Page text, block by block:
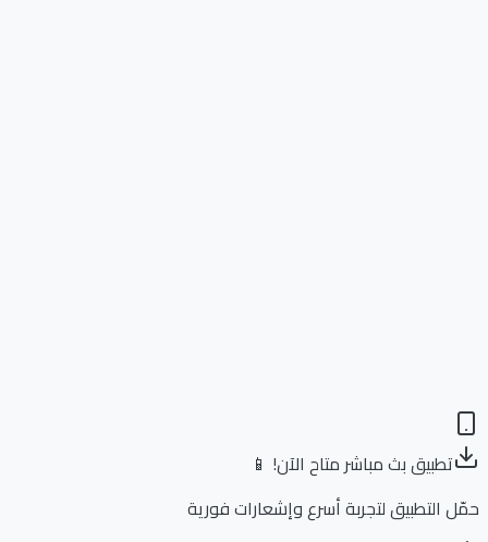
تطبيق بث مباشر متاح الآن! 📱
التطبيق لتجربة أسرع وإشعارات فورية